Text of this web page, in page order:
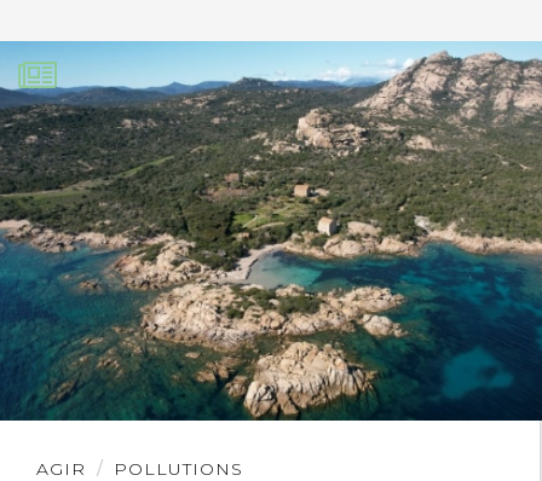
AGIR POLLUTIONS
Lire